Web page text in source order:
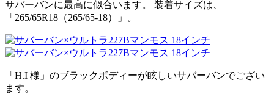
サバーバンに最高に似合います。 装着サイズは、
「265/65R18（265/65-18）」。
「H.I 様」のブラックボディーが眩しいサバーバンでござい
ます。